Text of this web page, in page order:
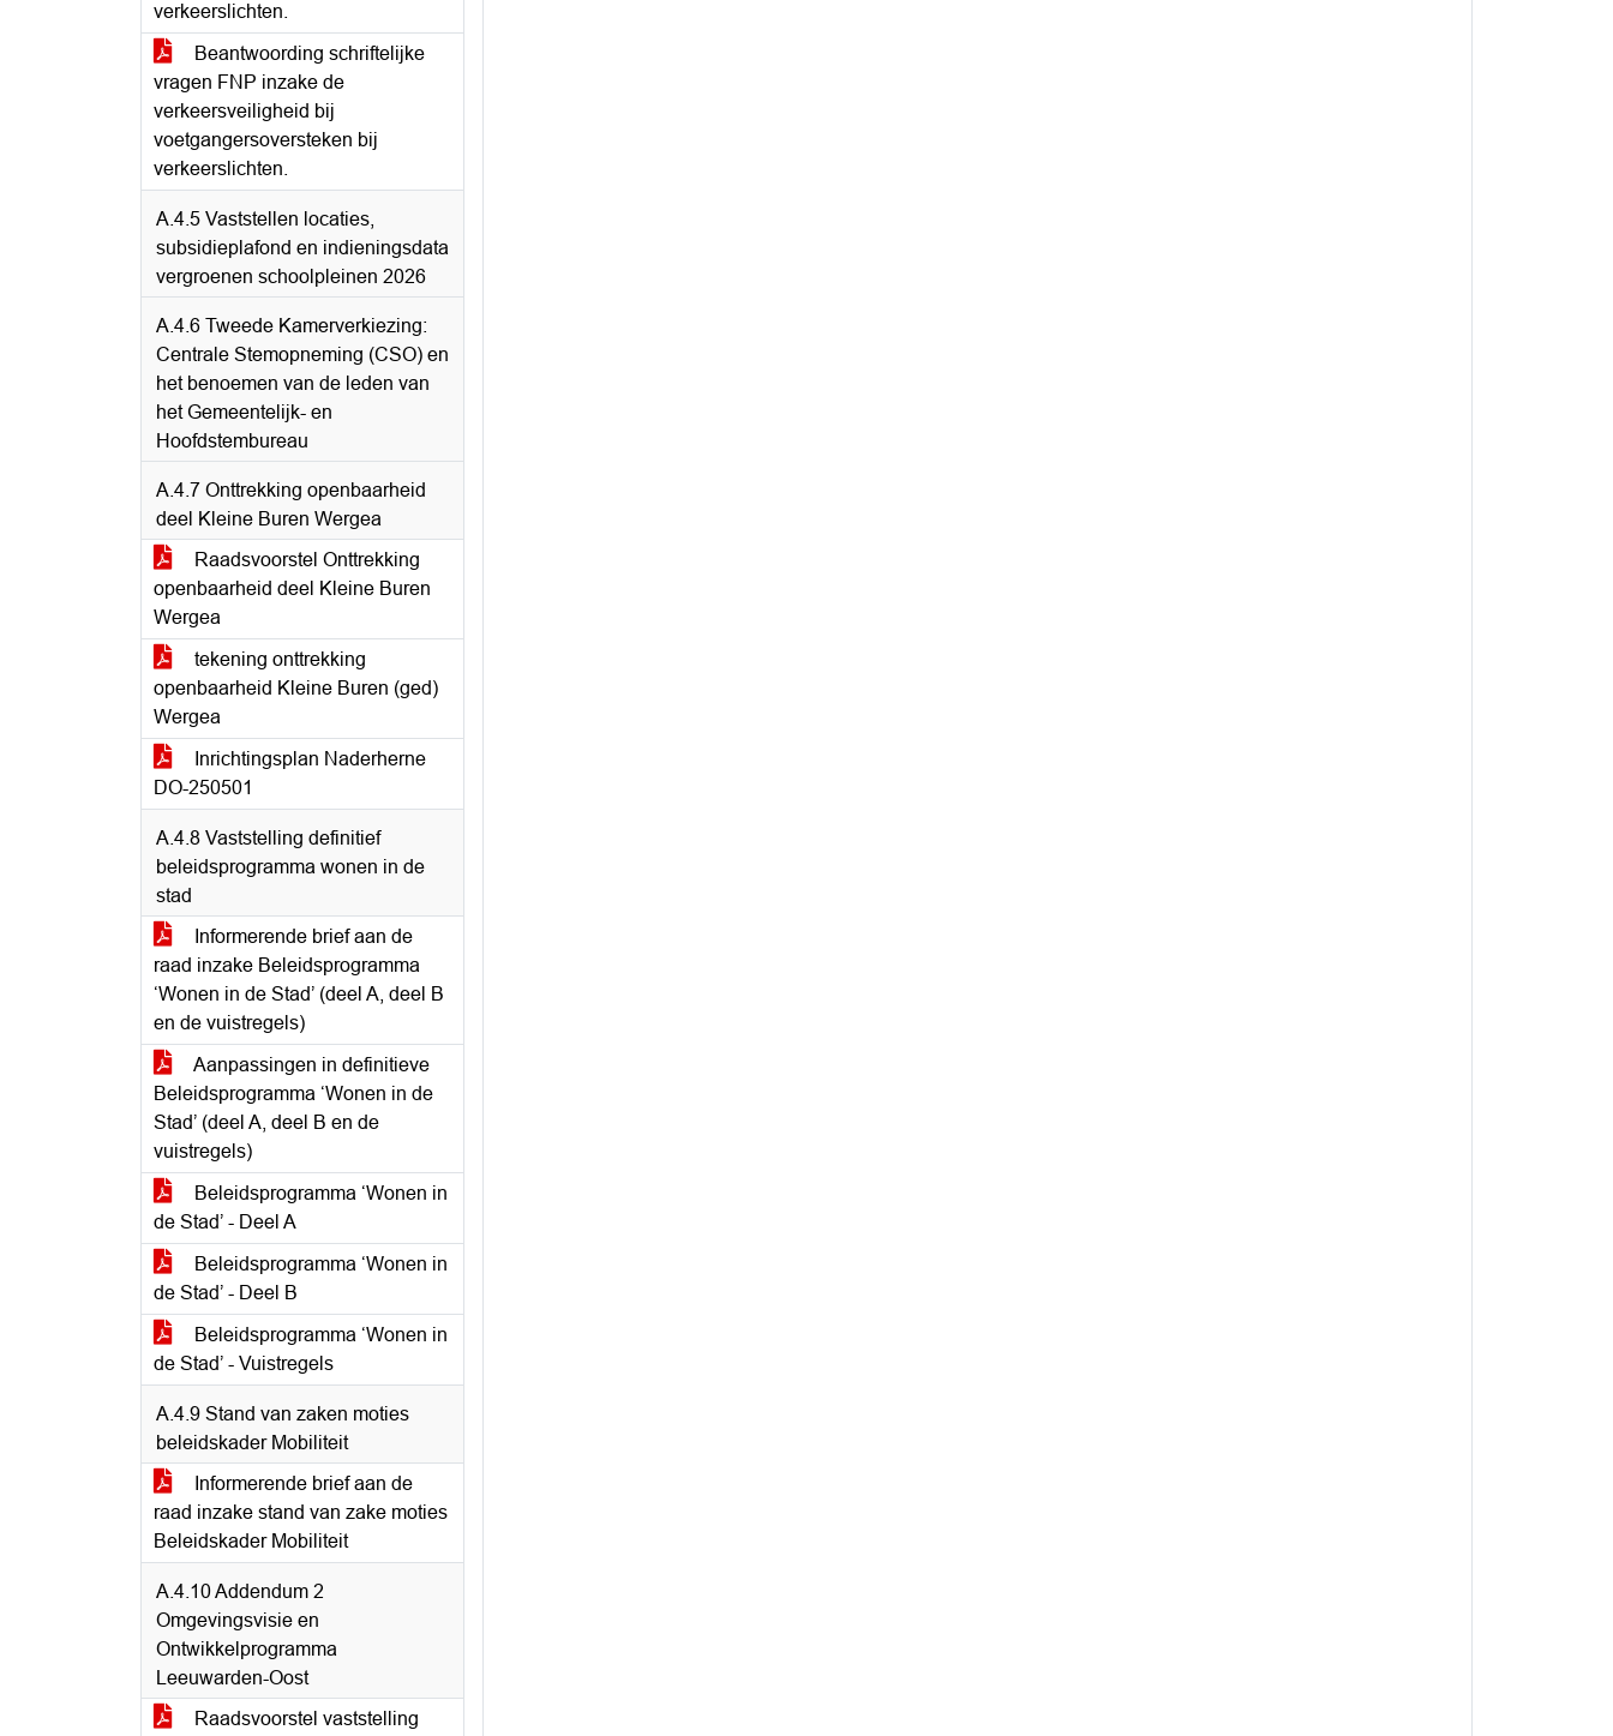
verkeerslichten.
Beantwoording schriftelijke
vragen FNP inzake de
verkeersveiligheid bij
voetgangersoversteken bij
verkeerslichten.
A.4.5 Vaststellen locaties,
subsidieplafond en indieningsdata
vergroenen schoolpleinen 2026
A.4.6 Tweede Kamerverkiezing:
Centrale Stemopneming (CSO) en
het benoemen van de leden van
het Gemeentelijk- en
Hoofdstembureau
A.4.7 Onttrekking openbaarheid
deel Kleine Buren Wergea
Raadsvoorstel Onttrekking
openbaarheid deel Kleine Buren
Wergea
tekening onttrekking
openbaarheid Kleine Buren (ged)
Wergea
Inrichtingsplan Naderherne
DO-250501
A.4.8 Vaststelling definitief
beleidsprogramma wonen in de
stad
Informerende brief aan de
raad inzake Beleidsprogramma
‘Wonen in de Stad’ (deel A, deel B
en de vuistregels)
Aanpassingen in definitieve
Beleidsprogramma ‘Wonen in de
Stad’ (deel A, deel B en de
vuistregels)
Beleidsprogramma ‘Wonen in
de Stad’ - Deel A
Beleidsprogramma ‘Wonen in
de Stad’ - Deel B
Beleidsprogramma ‘Wonen in
de Stad’ - Vuistregels
A.4.9 Stand van zaken moties
beleidskader Mobiliteit
Informerende brief aan de
raad inzake stand van zake moties
Beleidskader Mobiliteit
A.4.10 Addendum 2
Omgevingsvisie en
Ontwikkelprogramma
Leeuwarden-Oost
Raadsvoorstel vaststelling